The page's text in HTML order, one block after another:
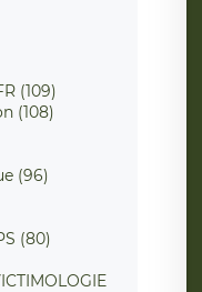
(109)
(108)
(96)
(80)